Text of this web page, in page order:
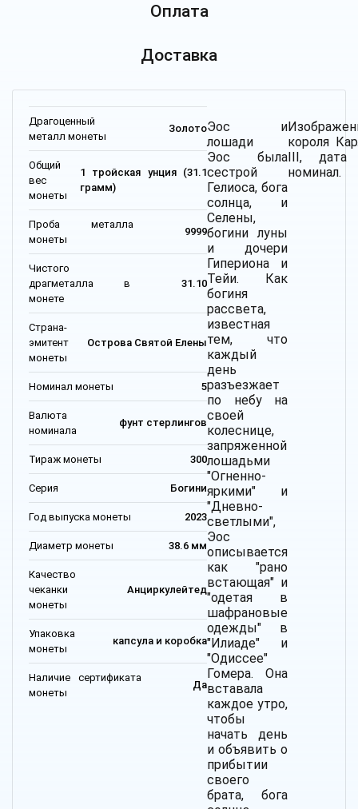
Оплата
Доставка
Драгоценный
металл монеты
Золото
Общий
вес
монеты
1 тройская унция (31.1
грамм)
Проба металла
монеты
9999
Чистого
драгметалла в
монете
31.10
Страна-
эмитент
монеты
Острова Святой Елены
Номинал монеты 5
Валюта
номинала
фунт стерлингов
Тираж монеты 300
Серия Богини
Год выпуска монеты 2023
Диаметр монеты 38.6 мм
Качество
чеканки
монеты
Анциркулейтед
Упаковка
монеты
капсула и коробка
Наличие сертификата
монеты
Да
Эос и
лошади
Эос была
сестрой
Гелиоса, бога
солнца, и
Селены,
богини луны
и дочери
Гипериона и
Тейи. Как
богиня
рассвета,
известная
тем, что
каждый
день
разъезжает
по небу на
своей
колеснице,
запряженной
лошадьми
"Огненно-
яркими" и
"Дневно-
светлыми",
Эос
описывается
как "рано
встающая" и
"одетая в
шафрановые
одежды" в
"Илиаде" и
"Одиссее"
Гомера. Она
вставала
каждое утро,
чтобы
начать день
и объявить о
прибытии
своего
брата, бога
короля
III, дата
номинал.